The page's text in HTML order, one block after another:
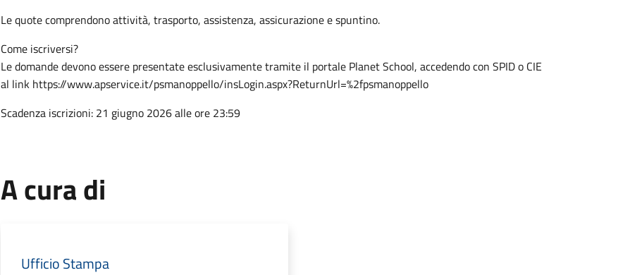
Le quote comprendono attività, trasporto, assistenza, assicurazione e spuntino.
Come iscriversi?
Le domande devono essere presentate esclusivamente tramite il portale Planet School, accedendo con SPID o CIE
al link https://www.apservice.it/psmanoppello/insLogin.aspx?ReturnUrl=%2fpsmanoppello
Scadenza iscrizioni: 21 giugno 2026 alle ore 23:59
A cura di
Ufficio Stampa